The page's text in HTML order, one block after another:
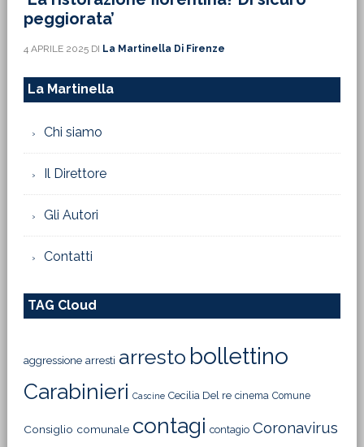
peggiorata’
4 APRILE 2025DI La Martinella Di Firenze
La Martinella
Chi siamo
Il Direttore
Gli Autori
Contatti
TAG Cloud
aggressione arresti arresto bollettino
Carabinieri Cascine Cecilia Del re cinema Comune
Consiglio comunale contagi contagio Coronavirus